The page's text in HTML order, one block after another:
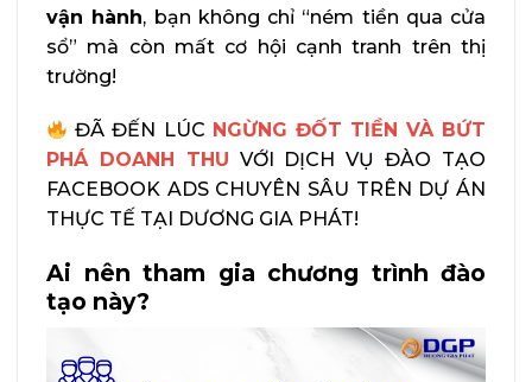
vận hành, bạn không chỉ “ném tiền qua cửa
sổ” mà còn mất cơ hội cạnh tranh trên thị
trường!
ĐÃ ĐẾN LÚC NGỪNG ĐỐT TIỀN VÀ BỨT
PHÁ DOANH THU VỚI DỊCH VỤ ĐÀO TẠO
FACEBOOK ADS CHUYÊN SÂU TRÊN DỰ ÁN
THỰC TẾ TẠI DƯƠNG GIA PHÁT!
Ai nên tham gia chương trình đào
tạo này?